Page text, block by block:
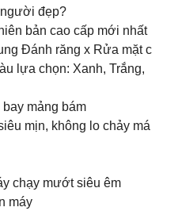
đẹp?
bản cao cấp mới nhất
Đánh răng x Rửa mặt c
lựa chọn: Xanh, Trắng,
mảng bám
mịn, không lo chảy má
chạy mướt siêu êm
máy